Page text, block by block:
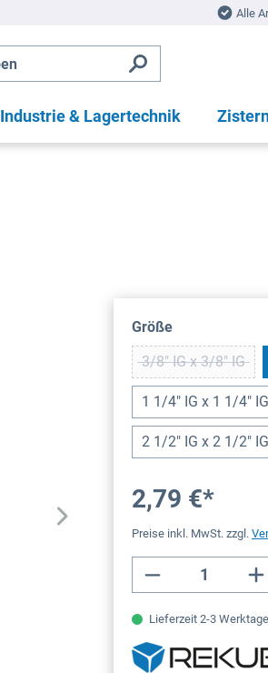
Alle
Industrie & Lagertechnik
Größeauswählen
3/8" IG x 3/8" IG
(Diese
1 1/4" IG x 1 1/4" IG
2 1/2" IG x 2 1/2" IG
2,79 €*
Preise inkl. MwSt. zzgl.
Produkt
Lieferzeit 2-3